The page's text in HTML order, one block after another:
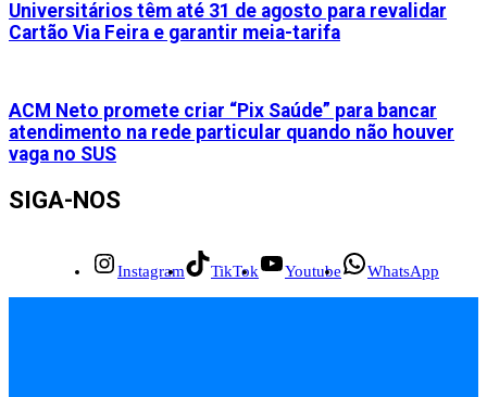
Universitários têm até 31 de agosto para revalidar
Cartão Via Feira e garantir meia-tarifa
ACM Neto promete criar “Pix Saúde” para bancar
atendimento na rede particular quando não houver
vaga no SUS
SIGA-NOS
Instagram TikTok Youtube WhatsApp